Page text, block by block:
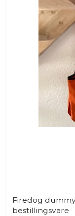
Firedog
bestillingsvare